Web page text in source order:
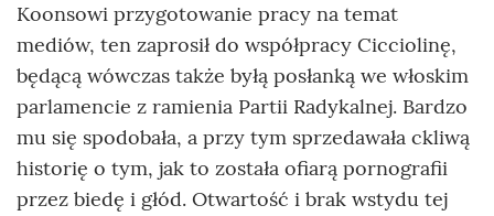
Koonsowi przygotowanie pracy na temat
mediów, ten zaprosił do współpracy Cicciolinę,
będącą wówczas także byłą posłanką we włoskim
parlamencie z ramienia Partii Radykalnej. Bardzo
mu się spodobała, a przy tym sprzedawała ckliwą
historię o tym, jak to została ofiarą pornografii
przez biedę i głód. Otwartość i brak wstydu tej